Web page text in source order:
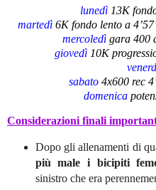
lunedì 13K
martedì6K fondo lento a
mercoledì gara 400
giovedì 10K
sabato 4x600 rec
domenica
Considerazioni finali
Dopo gli allenamenti di
più male i bicipiti
sinistro che era